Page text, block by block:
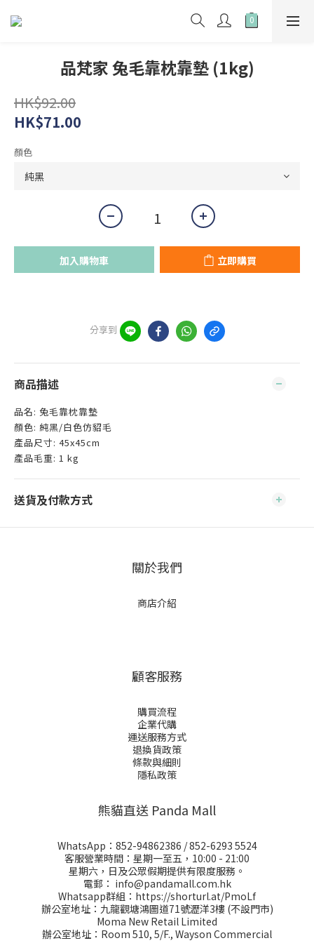
品梵家 兔毛靠枕靠墊 (1kg)
HK$92.00
HK$71.00
顏色
加入購物車 立即購買
分享到
商品描述
品名: 兔毛靠枕靠墊
顏色: 純黑/白色仿貂毛
產品尺寸: 45x45cm
產品毛重: 1 kg
送貨及付款方式
關於我們
商店介紹
顧客服務
購買流程
企業代購
運送服務方式
退換貨政策
條款與細則
隱私政策
熊貓直送 Panda Mall
WhatsApp： 852-94862386 /852-6293 5524
客服營業時間：星期一至五，10:00 - 21:00
星期六，日及公眾假期提供有限度服務。
電郵： info@pandamall.com.hk
Whatsapp群組： https://shorturl.at/PmoLf
辦公室地址：九龍觀塘鴻圖道71號瀝洋3樓 (不設門市)
Moma New Retail Limited
辦公室地址：Room 510, 5/F., Wayson Commercial